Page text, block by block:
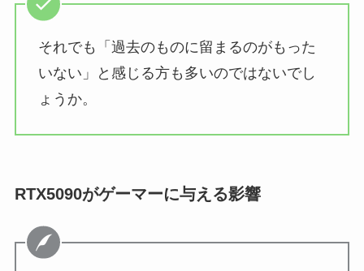
それでも「過去のものに留まるのがもった
いない」と感じる方も多いのではないでし
ょうか。
RTX5090がゲーマーに与える影響